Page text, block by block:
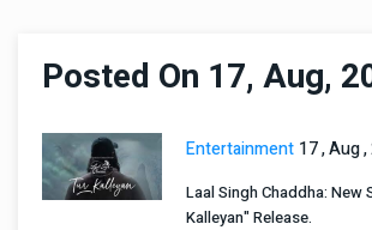
Posted On 17, Aug,
Entertainment 17 , Aug
Laal Singh Chaddha: New
Kalleyan" Release.